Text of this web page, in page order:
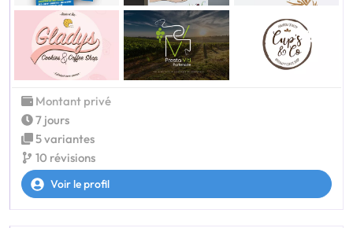
Montant privé
7 jours
5 variantes
10 révisions
Voir le profil